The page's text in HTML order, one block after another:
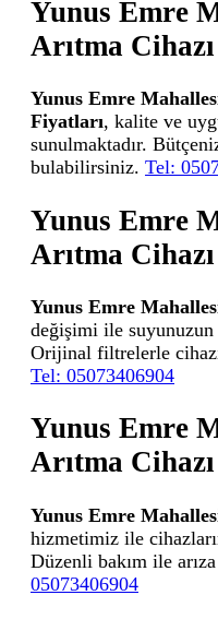
Yunus Emre
Arıtma
Yunus Emre
Fiyatları, kalite ve
sunulmaktadır.
bulabilirsiniz. Tel:
Yunus Emre
Arıtma
Yunus Emre
değişimi ile
Orijinal filtrelerle
Tel: 05073406904
Yunus Emre
Arıtma
Yunus Emre
hizmetimiz ile
Düzenli bakım ile
05073406904